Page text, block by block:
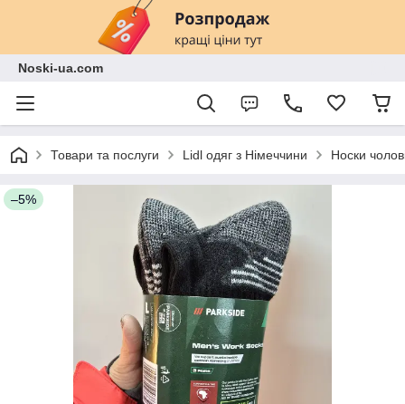
Noski-ua.com
Товари та послуги Lidl одяг з Німеччини Носки
–5%